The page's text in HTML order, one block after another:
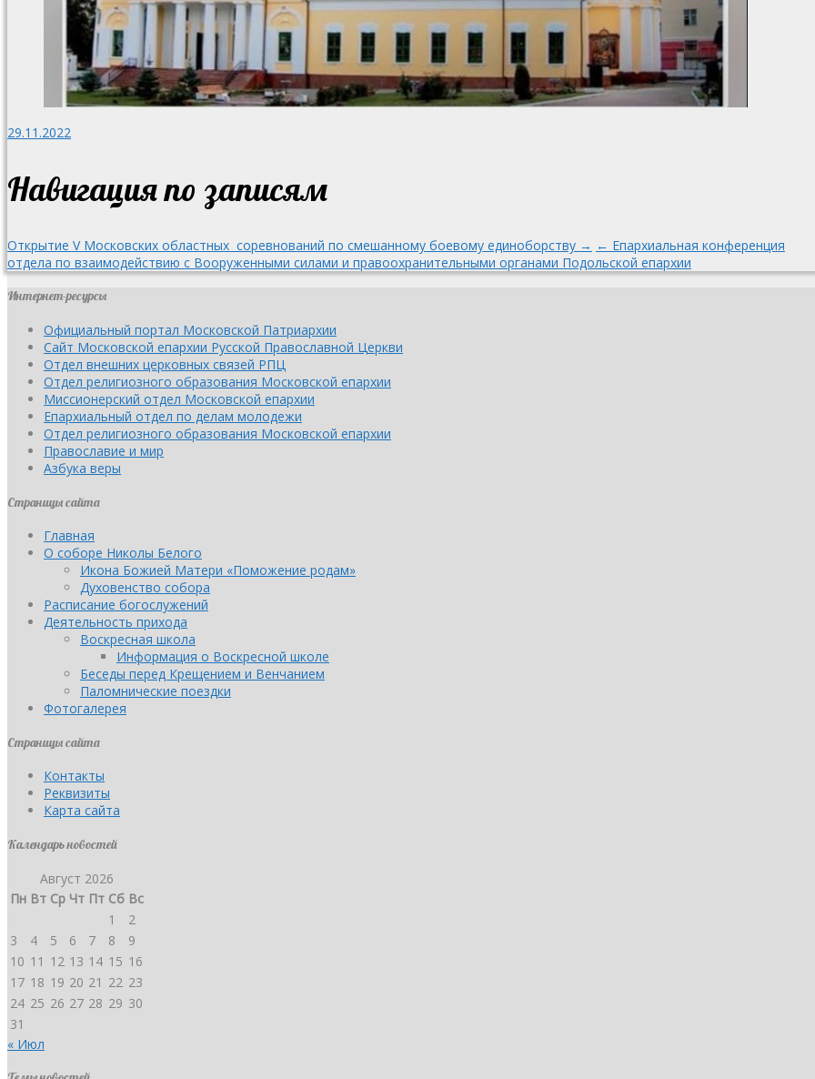
29.11.2022
Навигация по записям
Открытие V Московских областных соревнований по смешанному боевому единоборству → ← Епархиальная конференция
отдела по взаимодействию с Вооруженными силами и правоохранительными органами Подольской епархии
Интернет-ресурсы
Официальный портал Московской Патриархии
Сайт Московской епархии Русской Православной Церкви
Отдел внешних церковных связей РПЦ
Отдел религиозного образования Московской епархии
Миссионерский отдел Московской епархии
Епархиальный отдел по делам молодежи
Отдел религиозного образования Московской епархии
Православие и мир
Азбука веры
Страницы сайта
Главная
О соборе Николы Белого
Икона Божией Матери «Поможение родам»
Духовенство собора
Расписание богослужений
Деятельность прихода
Воскресная школа
Информация о Воскресной школе
Беседы перед Крещением и Венчанием
Паломнические поездки
Фотогалерея
Страницы сайта
Контакты
Реквизиты
Карта сайта
Календарь новостей
Август 2026
Пн Вт Ср Чт Пт Сб Вс
1
2
3
4 5 6 7 8
9
10 11 12 13 14 15 16
17 18 19 20 21 22 23
24 25 26 27 28 29 30
31
« Июл